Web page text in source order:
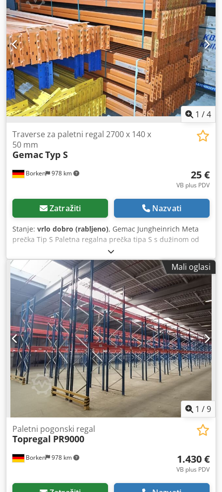
po razini: 4000 kg Dopušteno opterećenje po polju: 20000
kg Površina stupa: plavo lakirano (RAL 5015) Crjdpeydnw
Rjfx Afmjf Godina proizvodnje: 2014/2020 Isporuka
uključuje: 2 x Stup 6000 x 1100 mm, nosivost polja 20000
kg, plavi 6 x Greda 3600 mm uključujući sigurnosne
osigurače, nosivost razine 4000 kg, narančasti Ostale
artikle - nove i rabljene - pronađite u našoj trgovini!
Međunarodni troškovi dostave na upit!
1 /4
Borken 978 km
Traverse za paletni regal 2700 x 140 x
50 mm
GemacTyp S
25 €
VB plus PDV
Zatražiti Nazvati
Stanje: vrlo dobro (rabljeno), Gemac Jungheinrich Meta
prečka Tip S Paletna regalna prečka tipa S s dužinom od
2700 mm omogućuje smještaj tri euro-palete po paru
prečki. Kao zamjena za oštećene prečke regala, npr. nakon
provedene inspekcije regala ili za proširenje postojećih
regalnih sustava. Prečke se mogu pojedinačno kačiti na
visinu u rasteru od 50 mm. Proizvođač: Gemac,
Jungheinrich / Meta Model / Tip: S Duljina prečke: 2700
mm Nosivost po paru prečki: maks. 3000 kg Profil sanduka:
140 x 50 mm V x D Ukupna duljina: 2780 mm Materijal:
hladno valjani čelik Cedpfxew N Nbne Afmsrf Oblik profila:
pravokutni profil Montaža: kukice na svakoj strani prečke
za kačenje, osigurano sigurnosnim klinom Površina:
plastificirana Boja: crveno narančasta RAL 2001 Isporuka
uključuje: 1 x paletna regalna prečka 2700 x 140 x 50 mm
narančasta Ostale artikle - nove i rabljene - pronađite u
našoj trgovini! Međunarodne troškove dostave šaljemo na
Mali oglasi
1 /9
Borken 978 km
Paletni pogonski regal
Topregal PR9000
1.430 €
VB plus PDV